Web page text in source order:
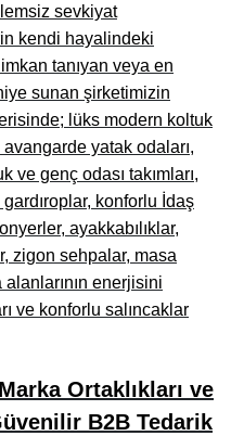
Firmaları
Dekorasyon Firmaları
Mağazaları
İmalatçıları
Mağazaları
Mağazaları
Mağazaları
Mağazaları
Mobilyacıları
sevkiyat
kendi hayalindeki
tanıyan veya en
sunan şirketimizin
lüks modern koltuk
avangarde yatak odaları,
ve genç odası takımları,
konforlu İdaş
ayakkabılıklar,
zigon sehpalar, masa
alanlarının enerjisini
ve konforlu salıncaklar
Ortaklıkları ve
B2B Tedarik